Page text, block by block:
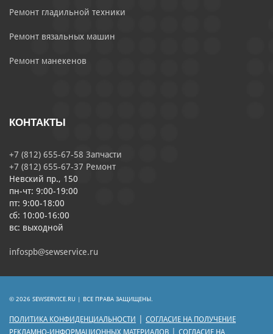
Ремонт гладильной техники
Ремонт вязальных машин
Ремонт манекенов
КОНТАКТЫ
+7 (812) 655-67-58 Запчасти
+7 (812) 655-67-37 Ремонт
Невский пр., 150
пн-чт: 9:00-19:00
пт: 9:00-18:00
сб: 10:00-16:00
вс: выходной
infospb@sewservice.ru
© 2026 SEWSERVICE.RU | ВСЕ ПРАВА ЗАЩИЩЕНЫ.
ПОЛИТИКА КОНФИДЕНЦИАЛЬНОСТИ
СОГЛАСИЕ НА ПОЛУЧЕНИЕ
РЕКЛАМНО-ИНФОРМАЦИОННЫХ МАТЕРИАЛОВ
СОГЛАСИЕ НА